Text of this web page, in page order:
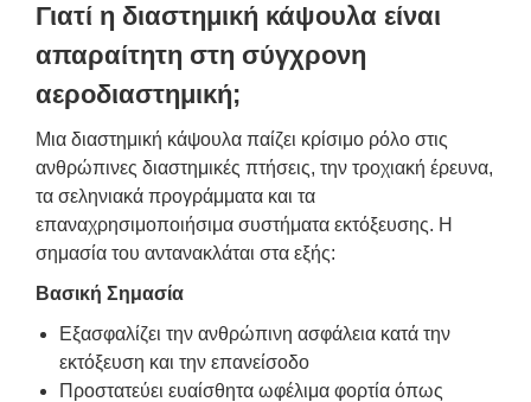
Γιατί η διαστημική κάψουλα είναι
απαραίτητη στη σύγχρονη
αεροδιαστημική;
Μια διαστημική κάψουλα παίζει κρίσιμο ρόλο στις
ανθρώπινες διαστημικές πτήσεις, την τροχιακή έρευνα,
τα σεληνιακά προγράμματα και τα
επαναχρησιμοποιήσιμα συστήματα εκτόξευσης. Η
σημασία του αντανακλάται στα εξής:
Βασική Σημασία
Εξασφαλίζει την ανθρώπινη ασφάλεια κατά την
εκτόξευση και την επανείσοδο
Προστατεύει ευαίσθητα ωφέλιμα φορτία όπως